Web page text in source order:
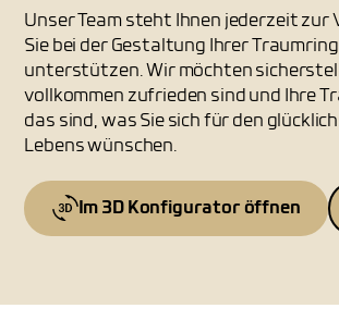
Unser Team steht Ihnen jederzeit zur
Sie bei der Gestaltung Ihrer
unterstützen. Wir möchten
vollkommen zufrieden sind und Ihre
das sind, was Sie sich für den
Lebens wünschen.
Im 3D Konfigurator öffnen